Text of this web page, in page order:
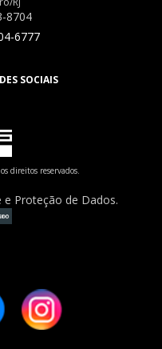
8704
6777
SOCIAIS
direitos reservados.
e Proteção de Dados.